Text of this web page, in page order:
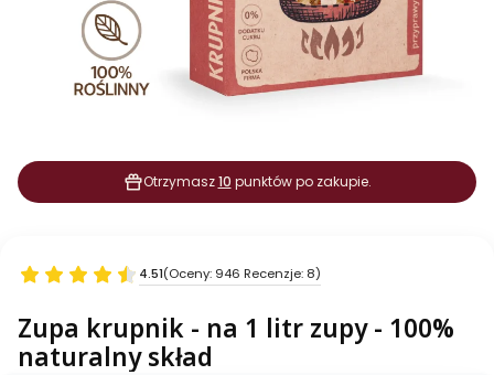
Otrzymasz10 punktów po zakupie.
4.51(Oceny: 946 Recenzje: 8)
Zupa krupnik - na 1 litr zupy - 100%
naturalny skład